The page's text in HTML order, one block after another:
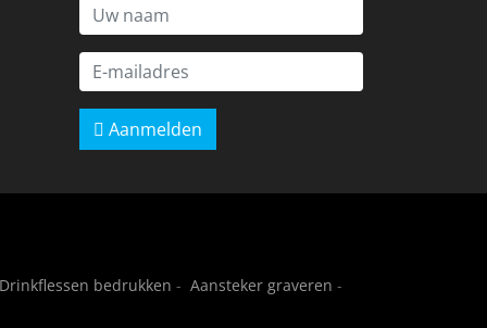
Aanmelden
Drinkflessen bedrukken - Aansteker graveren -